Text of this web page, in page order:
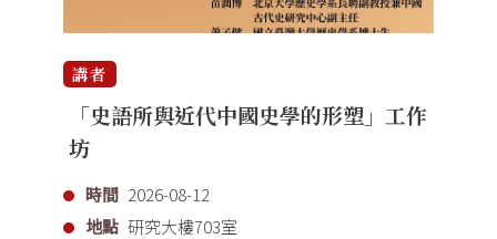
講者
「史語所與近代中國史學的形塑」工作
坊
時間 2026-08-12
地點 研究大樓703室